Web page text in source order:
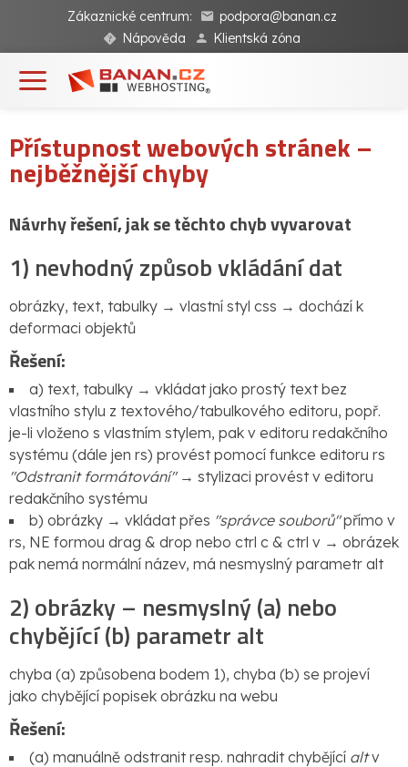
Zákaznické centrum:
podpora@banan.cz
Nápověda
Klientská zóna
Přístupnost webových stránek –
nejběžnější chyby
Návrhy řešení, jak se těchto chyb vyvarovat
1) nevhodný způsob vkládání dat
obrázky, text, tabulky → vlastní styl css → dochází k
deformaci objektů
Řešení:
a) text, tabulky → vkládat jako prostý text bez
vlastního stylu z textového/tabulkového editoru, popř.
je-li vloženo s vlastním stylem, pak v editoru redakčního
systému (dále jen rs) provést pomocí funkce editoru rs
"Odstranit formátování"→ stylizaci provést v editoru
redakčního systému
b) obrázky → vkládat přes "správce souborů"přímo v
rs, NE formou drag & drop nebo ctrl c & ctrl v → obrázek
pak nemá normální název, má nesmyslný parametr alt
2) obrázky – nesmyslný (a) nebo
chybějící (b) parametr alt
chyba (a) způsobena bodem 1), chyba (b) se projeví
jako chybějící popisek obrázku na webu
Řešení:
(a) manuálně odstranit resp. nahradit chybějící altv